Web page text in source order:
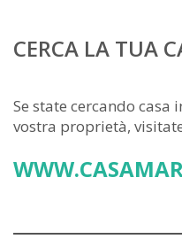
CERCA LA TUA
Se state cercando casa
vostra proprietà,